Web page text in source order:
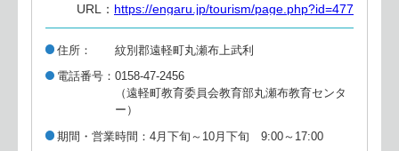
URL： https://engaru.jp/tourism/page.php?id=477
住所
紋別郡遠軽町丸瀬布上武利
電話番号
0158-47-2456
（遠軽町教育委員会教育部丸瀬布教育センタ
ー）
期間・営業時間
4月下旬～10月下旬 9:00～17:00